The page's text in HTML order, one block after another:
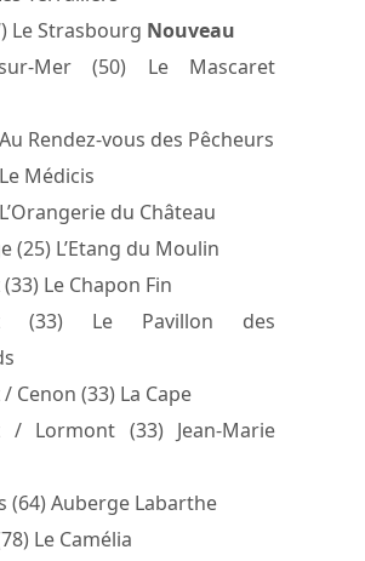
Le Strasbourg Nouveau
sur-Mer (50) Le Mascaret
Rendez-vous des Pêcheurs
Médicis
du Château
(25) L’Etang du Moulin
Le Chapon Fin
(33) Le Pavillon des
Cenon (33) La Cape
/ Lormont (33) Jean-Marie
(64) Auberge Labarthe
Le Camélia